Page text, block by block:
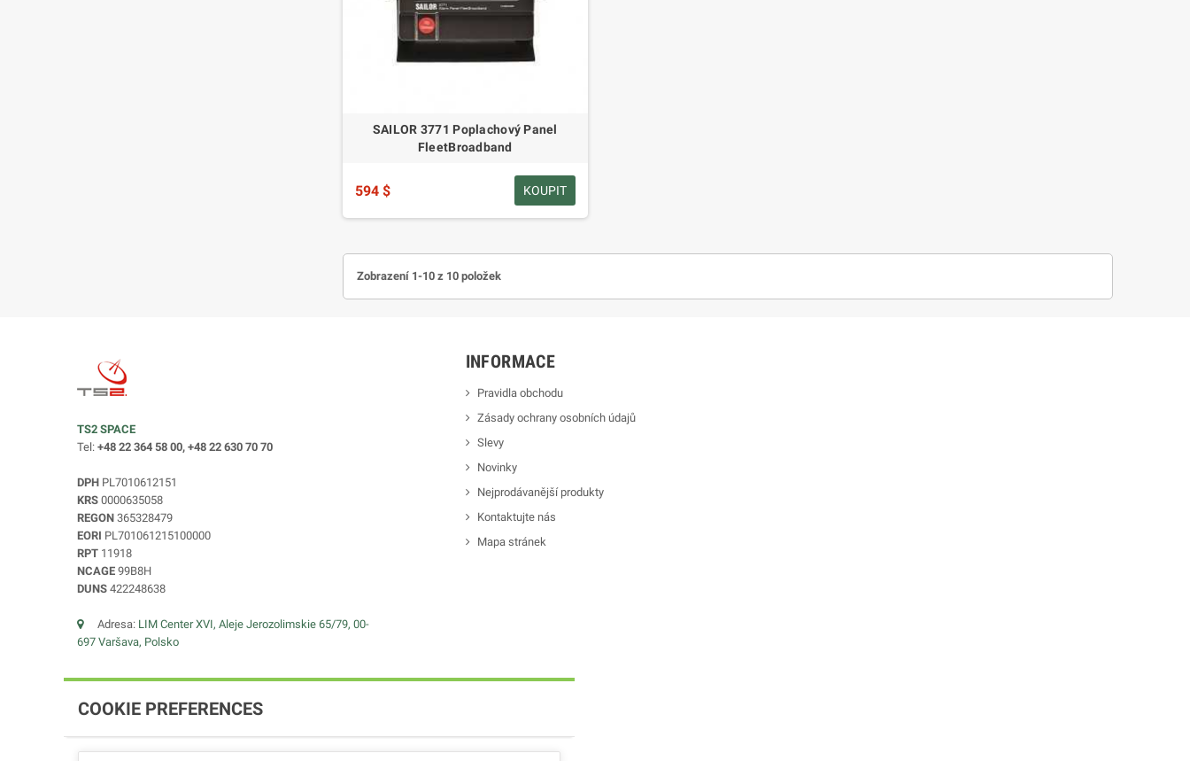
SAILOR 3771 Poplachový Panel
FleetBroadband
594 $ KOUPIT
Zobrazení 1-10 z 10 položek
TS2 SPACE
Tel: +48 22 364 58 00, +48 22 630 70 70
DPH PL7010612151
KRS 0000635058
REGON 365328479
EORI PL701061215100000
RPT 11918
NCAGE 99B8H
DUNS 422248638
Adresa: LIM Center XVI, Aleje Jerozolimskie 65/79, 00-
697 Varšava, Polsko
INFORMACE
Pravidla obchodu
Zásady ochrany osobních údajů
Slevy
Novinky
Nejprodávanější produkty
Kontaktujte nás
Mapa stránek
COOKIE PREFERENCES